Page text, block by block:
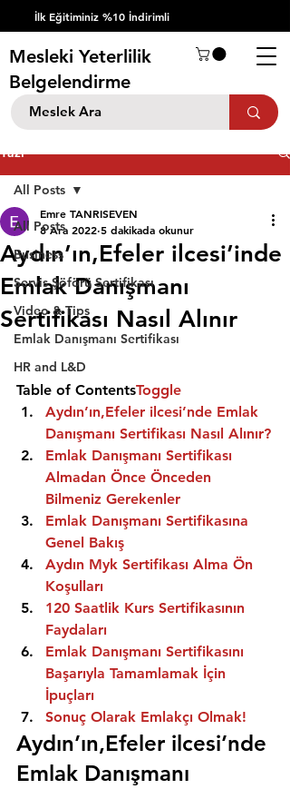
İlk Eğitiminiz %10 İndirimli
Mesleki Yeterlilik
Belgelendirme
Yazı
All Posts
Business
Servis Şöförü Sertifikası
Video & Tips
Emlak Danışmanı Sertifikası
HR and L&D
All Posts
Aydın’ın,Efeler ilcesi’inde
Emlak Danışmanı
Sertifikası Nasıl Alınır
Emre TANRISEVEN
8 Ara 2022 5 dakikada okunur
Table of ContentsToggle
Aydın’ın,Efeler ilcesi’nde Emlak
Danışmanı Sertifikası Nasıl Alınır?
Emlak Danışmanı Sertifikası
Almadan Önce Önceden
Bilmeniz Gerekenler
Emlak Danışmanı Sertifikasına
Genel Bakış
Aydın Myk Sertifikası Alma Ön
Koşulları
120 Saatlik Kurs Sertifikasının
Faydaları
Emlak Danışmanı Sertifikasını
Başarıyla Tamamlamak İçin
İpuçları
Sonuç Olarak Emlakçı Olmak!
Aydın’ın,Efeler ilcesi’nde
Emlak Danışmanı